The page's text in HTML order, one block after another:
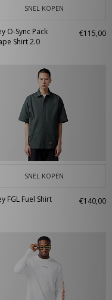
SNEL KOPEN
O-Sync Pack
Shirt 2.0
€115,00
SNEL KOPEN
FGL Fuel Shirt
€140,00